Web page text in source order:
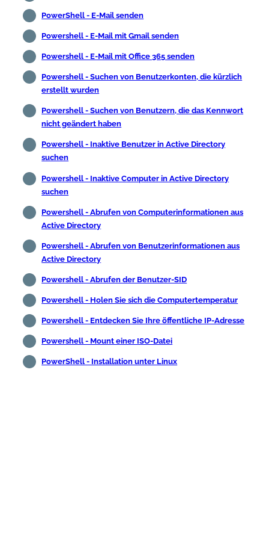
PowerShell - E-Mail senden
Powershell - E-Mail mit Gmail senden
Powershell - E-Mail mit Office 365 senden
Powershell - Suchen von Benutzerkonten, die kürzlich
erstellt wurden
Powershell - Suchen von Benutzern, die das Kennwort
nicht geändert haben
Powershell - Inaktive Benutzer in Active Directory
suchen
Powershell - Inaktive Computer in Active Directory
suchen
Powershell - Abrufen von Computerinformationen aus
Active Directory
Powershell - Abrufen von Benutzerinformationen aus
Active Directory
Powershell - Abrufen der Benutzer-SID
Powershell - Holen Sie sich die Computertemperatur
Powershell - Entdecken Sie Ihre öffentliche IP-Adresse
Powershell - Mount einer ISO-Datei
PowerShell - Installation unter Linux